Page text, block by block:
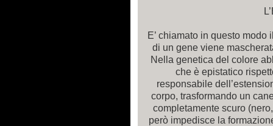
E’ chiamato in questo
di un gene viene
Nella genetica del colore
che è epistatico
responsabile
corpo, trasformando un
completamente scuro
però impedisce la